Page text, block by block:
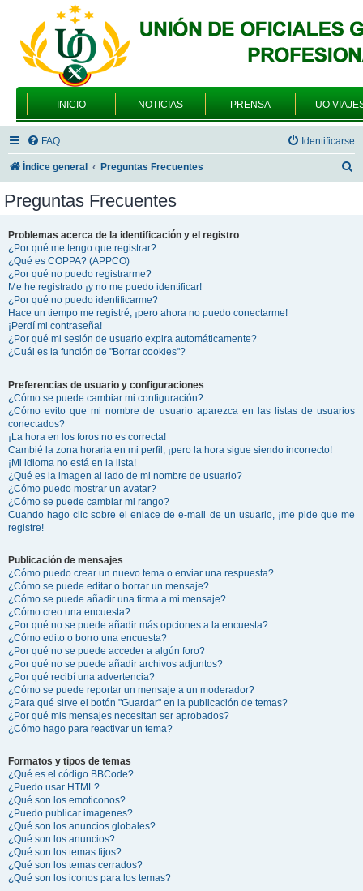
INICIO NOTICIAS PRENSA UO
FAQ Identificarse
Índice general Preguntas Frecuentes
Preguntas Frecuentes
Problemas acerca de la identificación y el registro
¿Por qué me tengo que registrar?
¿Qué es COPPA? (APPCO)
¿Por qué no puedo registrarme?
Me he registrado ¡y no me puedo identificar!
¿Por qué no puedo identificarme?
Hace un tiempo me registré, ¡pero ahora no puedo conectarme!
¡Perdí mi contraseña!
¿Por qué mi sesión de usuario expira automáticamente?
¿Cuál es la función de "Borrar cookies"?
Preferencias de usuario y configuraciones
¿Cómo se puede cambiar mi configuración?
¿Cómo evito que mi nombre de usuario aparezca en las listas de usuarios
conectados?
¡La hora en los foros no es correcta!
Cambié la zona horaria en mi perfil, ¡pero la hora sigue siendo incorrecto!
¡Mi idioma no está en la lista!
¿Qué es la imagen al lado de mi nombre de usuario?
¿Cómo puedo mostrar un avatar?
¿Cómo se puede cambiar mi rango?
Cuando hago clic sobre el enlace de e-mail de un usuario, ¡me pide que me
registre!
Publicación de mensajes
¿Cómo puedo crear un nuevo tema o enviar una respuesta?
¿Cómo se puede editar o borrar un mensaje?
¿Cómo se puede añadir una firma a mi mensaje?
¿Cómo creo una encuesta?
¿Por qué no se puede añadir más opciones a la encuesta?
¿Cómo edito o borro una encuesta?
¿Por qué no se puede acceder a algún foro?
¿Por qué no se puede añadir archivos adjuntos?
¿Por qué recibí una advertencia?
¿Cómo se puede reportar un mensaje a un moderador?
¿Para qué sirve el botón "Guardar" en la publicación de temas?
¿Por qué mis mensajes necesitan ser aprobados?
¿Cómo hago para reactivar un tema?
Formatos y tipos de temas
¿Qué es el código BBCode?
¿Puedo usar HTML?
¿Qué son los emoticonos?
¿Puedo publicar imagenes?
¿Qué son los anuncios globales?
¿Qué son los anuncios?
¿Qué son los temas fijos?
¿Qué son los temas cerrados?
¿Qué son los iconos para los temas?